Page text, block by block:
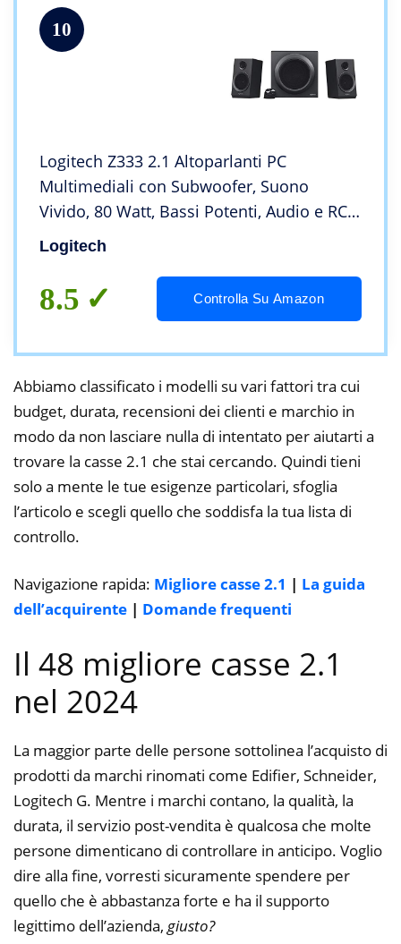
10
Logitech Z333 2.1 Altoparlanti PC
Multimediali con Subwoofer, Suono
Vivido, 80 Watt, Bassi ‎Potenti, Audio e RCA
3.5 mm, Multi-Dispositivo, Presa UK,
PC/PS4/Xbox/TV/Smartphone/Tablet/Letto
re ‎Musicale
Logitech
8.5 Controlla Su Amazon
Abbiamo classificato i modelli su vari fattori tra cui
budget, durata, recensioni dei clienti e marchio in
modo da non lasciare nulla di intentato per aiutarti a
trovare la casse 2.1 che stai cercando. Quindi tieni
solo a mente le tue esigenze particolari, sfoglia
l’articolo e scegli quello che soddisfa la tua lista di
controllo.
Navigazione rapida: Migliore casse 2.1 | La guida
dell’acquirente | Domande frequenti
Il 48 migliore casse 2.1
nel 2024
La maggior parte delle persone sottolinea l’acquisto di
prodotti da marchi rinomati come Edifier, Schneider,
Logitech G. Mentre i marchi contano, la qualità, la
durata, il servizio post-vendita è qualcosa che molte
persone dimenticano di controllare in anticipo. Voglio
dire alla fine, vorresti sicuramente spendere per
quello che è abbastanza forte e ha il supporto
legittimo dell’azienda, giusto?